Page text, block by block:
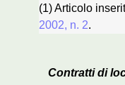
(1) Articolo
2002, n. 2.
Contratti di